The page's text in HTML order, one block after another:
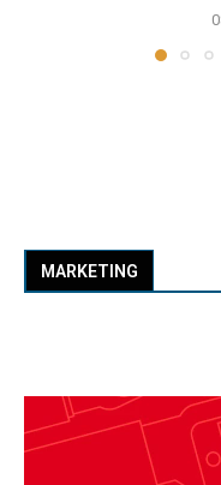
MARKETING